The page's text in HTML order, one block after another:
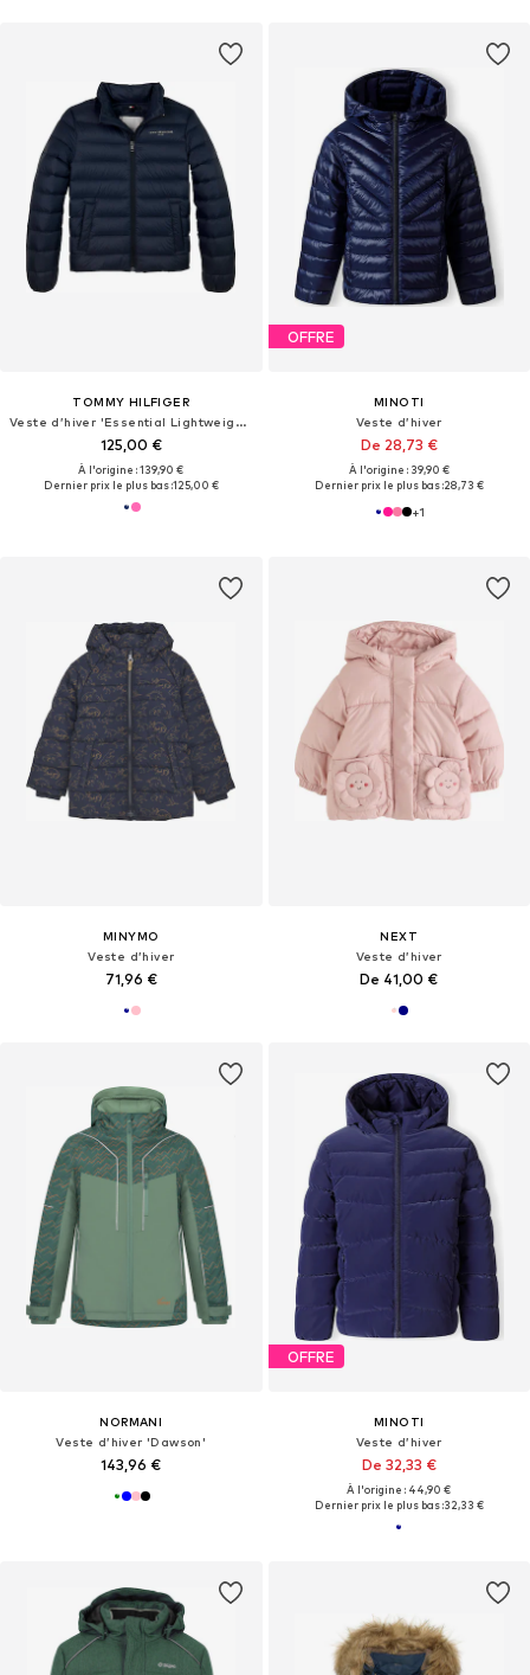
TOMMY HILFIGER
Veste d’hiver 'Essential Lightweight Down'
125,00 €
À l'origine : 139,90 €
Dernier prix le plus bas :125,00 €
OFFRE
MINOTI
Veste d’hiver
De 28,73 €
À l'origine : 39,90 €
Dernier prix le plus bas :28,73 €
+1
MINYMO
Veste d’hiver
71,96 €
NEXT
Veste d’hiver
De 41,00 €
NORMANI
Veste d’hiver 'Dawson'
143,96 €
OFFRE
MINOTI
Veste d’hiver
De 32,33 €
À l'origine : 44,90 €
Dernier prix le plus bas :32,33 €